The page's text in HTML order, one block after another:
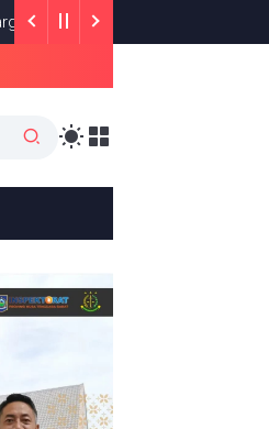
Satu Tahun Kinerja Bupati